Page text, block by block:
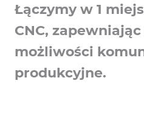
Łączymy w 1
CNC,
możliwości
produkcyjne.